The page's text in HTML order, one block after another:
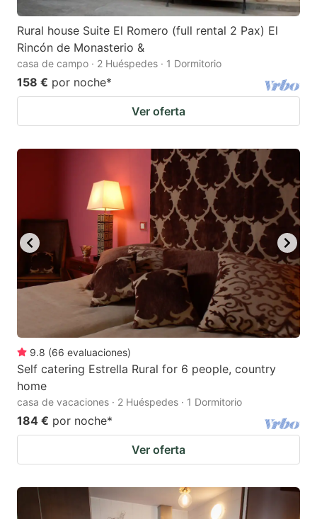
Rural house Suite El Romero (full rental 2 Pax) El
Rincón de Monasterio &
casa de campo · 2 Huéspedes · 1 Dormitorio
158 € por noche*
Ver oferta
9.8 (66 evaluaciones)
Self catering Estrella Rural for 6 people, country
home
casa de vacaciones · 2 Huéspedes · 1 Dormitorio
184 € por noche*
Ver oferta